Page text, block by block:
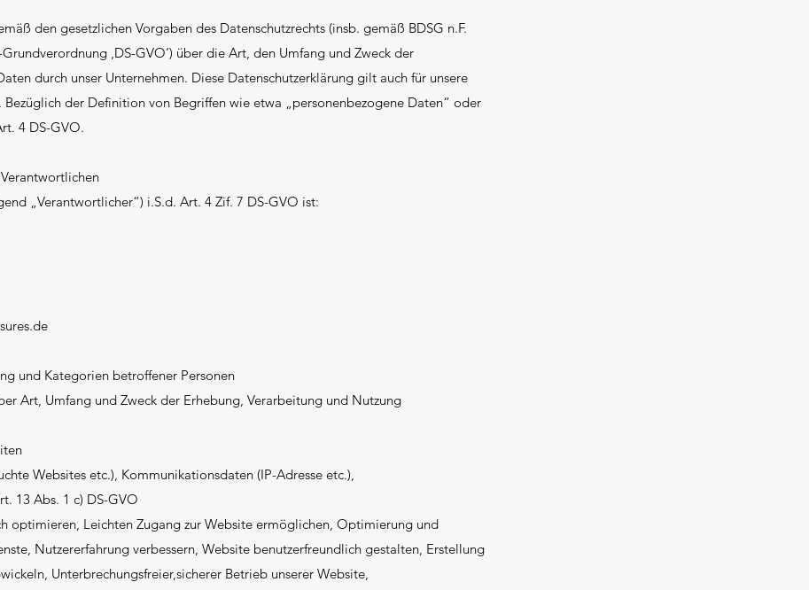
den gesetzlichen Vorgaben des Datenschutzrechts (insb. gemäß BDSG n.F.
‚DS-GVO‘) über die Art, den Umfang und Zweck der
durch unser Unternehmen. Diese Datenschutzerklärung gilt auch für unsere
der Definition von Begriffen wie etwa „personenbezogene Daten“ oder
4 DS-GVO.
„Verantwortlicher“) i.S.d. Art. 4 Zif. 7 DS-GVO ist:
und Kategorien betroffener Personen
Art, Umfang und Zweck der Erhebung, Verarbeitung und Nutzung
Websites etc.), Kommunikationsdaten (IP-Adresse etc.),
13 Abs. 1 c) DS-GVO
optimieren, Leichten Zugang zur Website ermöglichen, Optimierung und
Nutzererfahrung verbessern, Website benutzerfreundlich gestalten, Erstellung
Unterbrechungsfreier,sicherer Betrieb unserer Website,